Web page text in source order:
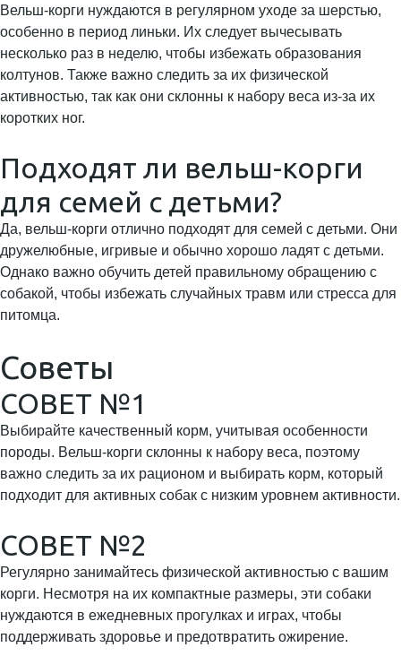
Вельш-корги нуждаются в регулярном уходе за шерстью,
особенно в период линьки. Их следует вычесывать
несколько раз в неделю, чтобы избежать образования
колтунов. Также важно следить за их физической
активностью, так как они склонны к набору веса из-за их
коротких ног.
Подходят ли вельш-корги
для семей с детьми?
Да, вельш-корги отлично подходят для семей с детьми. Они
дружелюбные, игривые и обычно хорошо ладят с детьми.
Однако важно обучить детей правильному обращению с
собакой, чтобы избежать случайных травм или стресса для
питомца.
Советы
СОВЕТ №1
Выбирайте качественный корм, учитывая особенности
породы. Вельш-корги склонны к набору веса, поэтому
важно следить за их рационом и выбирать корм, который
подходит для активных собак с низким уровнем активности.
СОВЕТ №2
Регулярно занимайтесь физической активностью с вашим
корги. Несмотря на их компактные размеры, эти собаки
нуждаются в ежедневных прогулках и играх, чтобы
поддерживать здоровье и предотвратить ожирение.